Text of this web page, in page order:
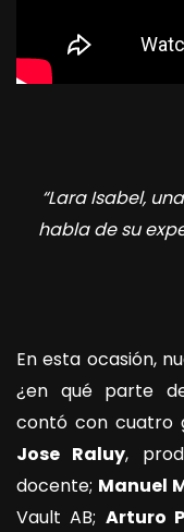
“Lara Isabel,
habla de su
En esta ocasión,
¿en qué parte
contó con cuatro
Jose Raluy,
docente; Manuel
Vault AB; Arturo